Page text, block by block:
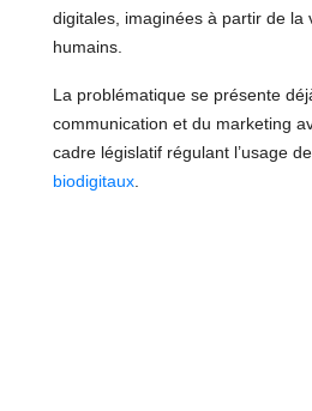
digitales, imaginées à partir de la
humains.
La problématique se présente
communication et du marketing
cadre législatif régulant l’usage
biodigitaux